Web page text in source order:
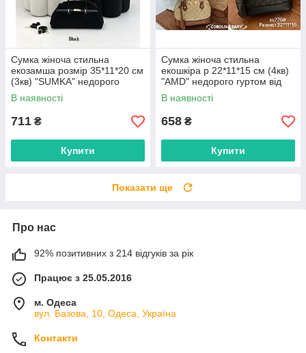
Сумка жіноча стильна
екозамша розмір 35*11*20 см
(3кв) "SUMKA" недорого
гуртом від прямого
постачальника
В наявності
711 ₴
Купити
Сумка жіноча стильна
екошкіра р 22*11*15 см (4кв)
"AMD" недорого гуртом від
прямого постачальника
В наявності
658 ₴
Купити
Показати ще
Про нас
92% позитивних з 214 відгуків за рік
Працює з 25.05.2016
м. Одеса
вул. Базова, 10, Одеса, Україна
Контакти